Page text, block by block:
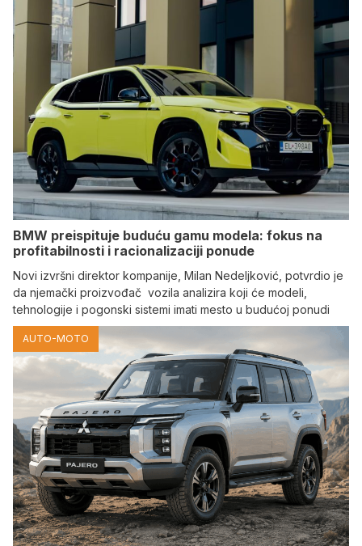
BMW preispituje buduću gamu modela: fokus na
profitabilnosti i racionalizaciji ponude
Novi izvršni direktor kompanije, Milan Nedeljković, potvrdio je
da njemački proizvođač vozila analizira koji će modeli,
tehnologije i pogonski sistemi imati mesto u budućoj ponudi
AUTO-MOTO